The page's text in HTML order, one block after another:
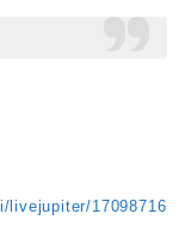
livejupiter/17098716